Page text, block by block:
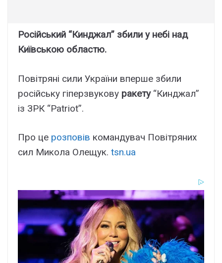
Російський “Кинджал” збили у небі над
Київською областю.
Повітряні сили України вперше збили
російську гіперзвукову ракету“Кинджал”
із ЗРК “Patriot”.
Про це розповів командувач Повітряних
сил Микола Олещук. tsn.ua